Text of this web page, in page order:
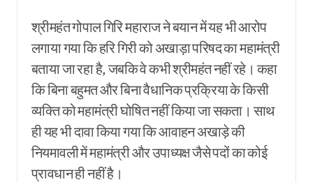
श्रीमहंत गोपाल गिरि महाराज ने बयान में यह भी आरोप
लगाया गया कि हरि गिरी को अखाड़ा परिषद का महामंत्री
बताया जा रहा है, जबकि वे कभी श्रीमहंत नहीं रहे। कहा
कि बिना बहुमत और बिना वैधानिक प्रक्रिया के किसी
व्यक्ति को महामंत्री घोषित नहीं किया जा सकता। साथ
ही यह भी दावा किया गया कि आवाहन अखाड़े की
नियमावली में महामंत्री और उपाध्यक्ष जैसे पदों का कोई
प्रावधान ही नहीं है।